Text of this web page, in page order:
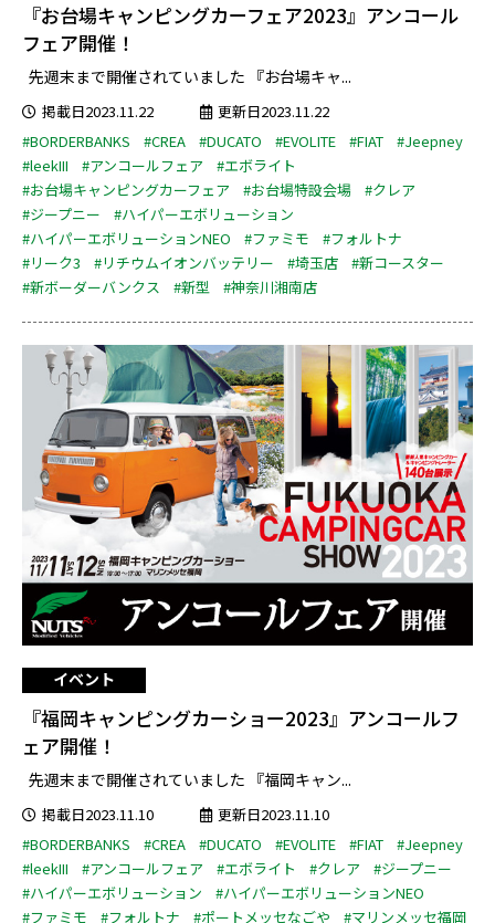
『お台場キャンピングカーフェア2023』アンコール
フェア開催！
先週末まで開催されていました 『お台場キャ...
掲載日2023.11.22
更新日2023.11.22
#BORDERBANKS
#CREA #DUCATO #EVOLITE #FIAT
#Jeepney
#leekIII
#アンコールフェア
#エボライト
#お台場キャンピングカーフェア
#お台場特設会場
#クレア
#ジープニー
#ハイパーエボリューション
#ハイパーエボリューションNEO
#ファミモ
#フォルトナ
#リーク3
#リチウムイオンバッテリー #埼玉店
#新コースター
#新ボーダーバンクス
#新型 #神奈川湘南店
イベント
『福岡キャンピングカーショー2023』アンコールフ
ェア開催！
先週末まで開催されていました 『福岡キャン...
掲載日2023.11.10
更新日2023.11.10
#BORDERBANKS
#CREA #DUCATO #EVOLITE #FIAT
#Jeepney
#leekIII
#アンコールフェア #エボライト #クレア
#ジープニー
#ハイパーエボリューション
#ハイパーエボリューションNEO
#ファミモ
#フォルトナ #ポートメッセなごや
#マリンメッセ福岡